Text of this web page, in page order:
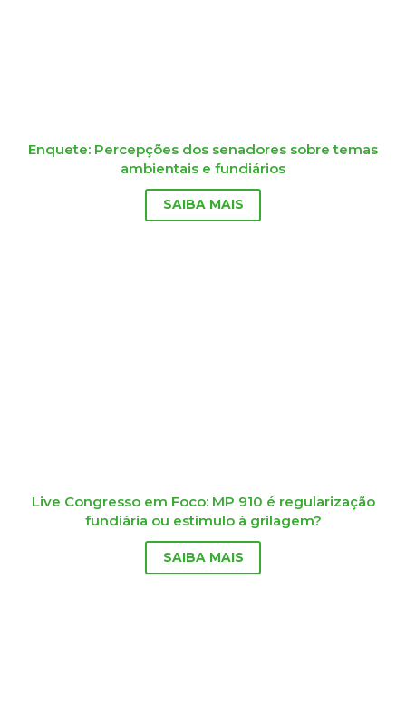
Enquete: Percepções dos senadores sobre temas
ambientais e fundiários
SAIBA MAIS
Live Congresso em Foco: MP 910 é regularização
fundiária ou estímulo à grilagem?
SAIBA MAIS